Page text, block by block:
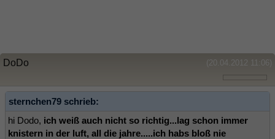
(20.04.2012 11:06)
DoDo
sternchen79 schrieb:
hi Dodo, ich weiß auch nicht so richtig...lag schon immer
knistern in der luft, all die jahre.....ich habs bloß nie